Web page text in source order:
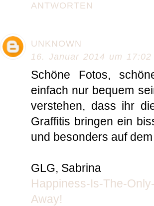
ANTWORTEN
UNKNOWN
16. Januar 2014 um 17:02
Schöne Fotos,
einfach nur bequem
verstehen, dass ihr
Graffitis bringen ein
und besonders auf
GLG, Sabrina
Happiness-Is-The-
Away!